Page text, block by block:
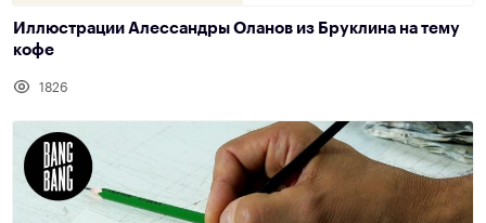
Иллюстрации Алессандры Оланов из Бруклина на тему
кофе
1826